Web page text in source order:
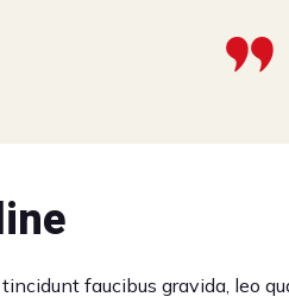
faucibus gravida, leo